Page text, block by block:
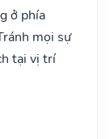
ở phía
mọi sự
tại vị trí